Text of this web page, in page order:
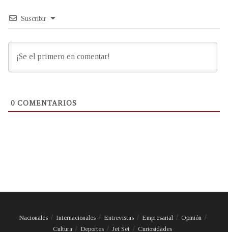
Suscribir
0 COMENTARIOS
Nacionales Internacionales Entrevistas Empresarial
Opinión
Cultura
Deportes Jet Set Curiosidades